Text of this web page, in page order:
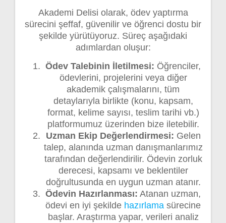
Akademi Delisi olarak, ödev yaptırma
sürecini şeffaf, güvenilir ve öğrenci dostu bir
şekilde yürütüyoruz. Süreç aşağıdaki
adımlardan oluşur:
Ödev Talebinin İletilmesi: Öğrenciler,
ödevlerini, projelerini veya diğer
akademik çalışmalarını, tüm
detaylarıyla birlikte (konu, kapsam,
format, kelime sayısı, teslim tarihi vb.)
platformumuz üzerinden bize iletebilir.
Uzman Ekip Değerlendirmesi: Gelen
talep, alanında uzman danışmanlarımız
tarafından değerlendirilir. Ödevin zorluk
derecesi, kapsamı ve beklentiler
doğrultusunda en uygun uzman atanır.
Ödevin Hazırlanması: Atanan uzman,
ödevi en iyi şekilde hazırlama sürecine
başlar. Araştırma yapar, verileri analiz